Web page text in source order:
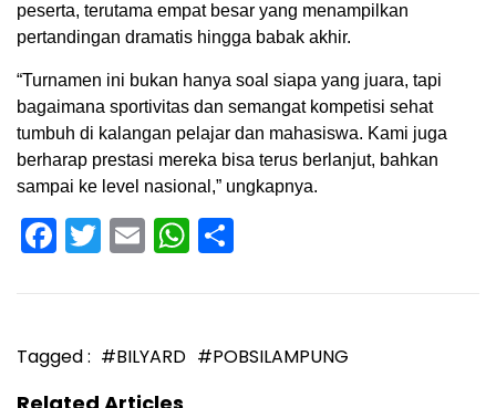
peserta, terutama empat besar yang menampilkan
pertandingan dramatis hingga babak akhir.
“Turnamen ini bukan hanya soal siapa yang juara, tapi
bagaimana sportivitas dan semangat kompetisi sehat
tumbuh di kalangan pelajar dan mahasiswa. Kami juga
berharap prestasi mereka bisa terus berlanjut, bahkan
sampai ke level nasional,” ungkapnya.
Facebook
Twitter
EmailWhatsApp
Tagged : #BILYARD #POBSILAMPUNG